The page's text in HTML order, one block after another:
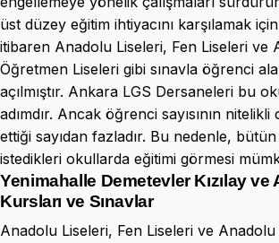
üst düzey eğitim ihtiyacını karşılamak
itibaren Anadolu Liseleri, Fen Liseleri ve
Öğretmen Liseleri gibi sınavla öğrenci
açılmıştır. Ankara LGS Dersaneleri bu
adımdır. Ancak öğrenci sayısının
ettiği sayıdan fazladır. Bu nedenle,
istedikleri okullarda eğitimi görmesi
Yenimahalle Demetevler Kızılay ve
Kursları ve Sınavlar
Anadolu Liseleri, Fen Liseleri ve